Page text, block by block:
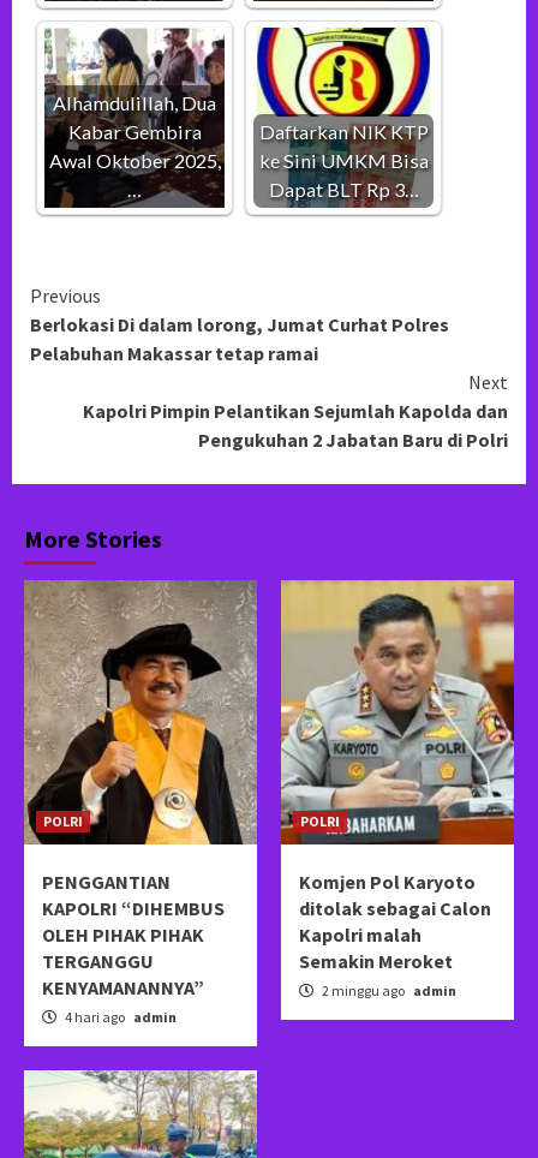
Alhamdulillah, Dua
Kabar Gembira
Awal Oktober 2025,
…
Daftarkan NIK KTP
ke Sini UMKM Bisa
Dapat BLT Rp 3…
Continue
Reading
Previous
Berlokasi Di dalam lorong, Jumat Curhat Polres
Pelabuhan Makassar tetap ramai
Next
Kapolri Pimpin Pelantikan Sejumlah Kapolda dan
Pengukuhan 2 Jabatan Baru di Polri
More Stories
POLRI
PENGGANTIAN
KAPOLRI “DIHEMBUS
OLEH PIHAK PIHAK
TERGANGGU
KENYAMANANNYA”
4 hari ago admin
POLRI
Komjen Pol Karyoto
ditolak sebagai Calon
Kapolri malah
Semakin Meroket
2 minggu ago admin